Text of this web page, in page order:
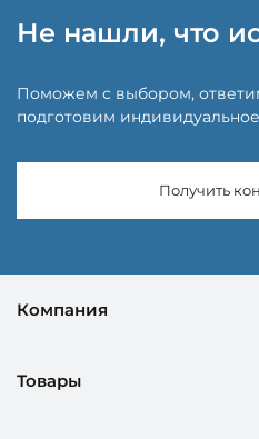
Не нашли, что
Поможем с выбором,
подготовим
Получить
Компания
Товары